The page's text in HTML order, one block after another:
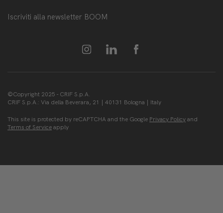
Iscriviti alla newsletter BOOM
This site is protected by reCAPTCHA and the Google Privacy Policyand
Terms of Serviceapply
©Copyright 2025 - CRIF S.p.A.
CRIF S.p.A.: Via della Beverara, 21 | 40131 Bologna | Italy